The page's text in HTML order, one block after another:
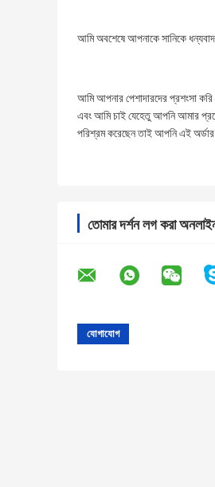
আমি অবশেষে আপনাকে সানিকে
আমি আপনার পেশাদারদের প্রশংসা
এবং আমি চাই যেহেতু আপনি আমার
পরিশ্রম করেছেন তাই আপনি এই
তোমার দর্শন লগ করা